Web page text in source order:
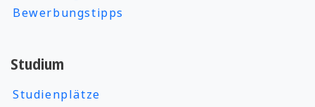
Bewerbungstipps
Studium
Studienplätze